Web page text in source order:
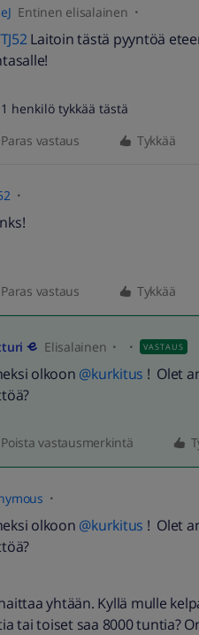
Entinen elisalainen
Laitoin tästä pyyntöä
1 henkilö tykkää tästä
Paras vastaus
Tykkää
Paras vastaus Tykkää
Elisalainen VASTAUS
olkoon @kurkitus ! Olet
Poista vastausmerkintä
olkoon @kurkitus ! Olet
yhtään. Kyllä mulle
tai toiset saa 8000 tuntia?